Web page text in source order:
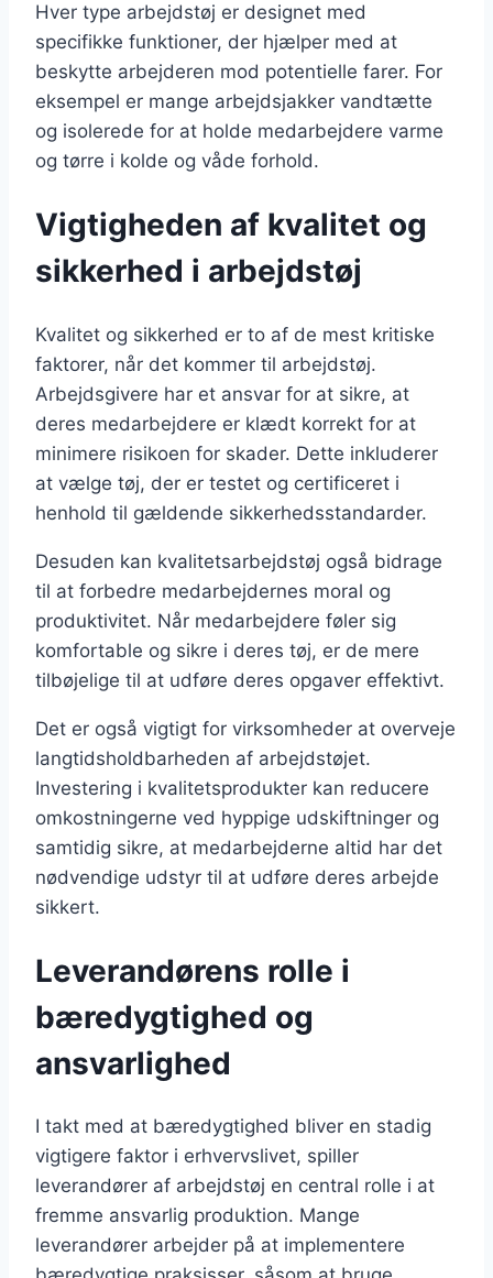
Hver type arbejdstøj er designet med
specifikke funktioner, der hjælper med at
beskytte arbejderen mod potentielle farer. For
eksempel er mange arbejdsjakker vandtætte
og isolerede for at holde medarbejdere varme
og tørre i kolde og våde forhold.
Vigtigheden af kvalitet og
sikkerhed i arbejdstøj
Kvalitet og sikkerhed er to af de mest kritiske
faktorer, når det kommer til arbejdstøj.
Arbejdsgivere har et ansvar for at sikre, at
deres medarbejdere er klædt korrekt for at
minimere risikoen for skader. Dette inkluderer
at vælge tøj, der er testet og certificeret i
henhold til gældende sikkerhedsstandarder.
Desuden kan kvalitetsarbejdstøj også bidrage
til at forbedre medarbejdernes moral og
produktivitet. Når medarbejdere føler sig
komfortable og sikre i deres tøj, er de mere
tilbøjelige til at udføre deres opgaver effektivt.
Det er også vigtigt for virksomheder at overveje
langtidsholdbarheden af arbejdstøjet.
Investering i kvalitetsprodukter kan reducere
omkostningerne ved hyppige udskiftninger og
samtidig sikre, at medarbejderne altid har det
nødvendige udstyr til at udføre deres arbejde
sikkert.
Leverandørens rolle i
bæredygtighed og
ansvarlighed
I takt med at bæredygtighed bliver en stadig
vigtigere faktor i erhvervslivet, spiller
leverandører af arbejdstøj en central rolle i at
fremme ansvarlig produktion. Mange
leverandører arbejder på at implementere